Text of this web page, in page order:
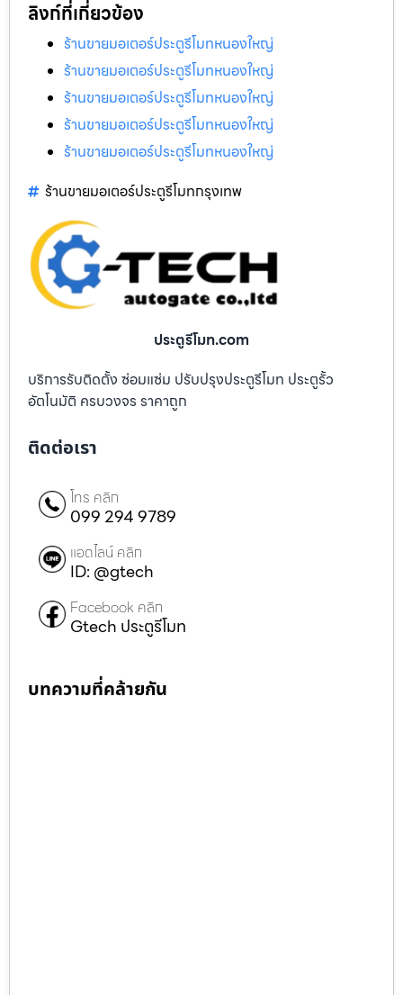
ลิงก์ที่เกี่ยวข้อง
ร้านขายมอเตอร์ประตูรีโมทหนองใหญ่
ร้านขายมอเตอร์ประตูรีโมทหนองใหญ่
ร้านขายมอเตอร์ประตูรีโมทหนองใหญ่
ร้านขายมอเตอร์ประตูรีโมทหนองใหญ่
ร้านขายมอเตอร์ประตูรีโมทหนองใหญ่
ร้านขายมอเตอร์ประตูรีโมทกรุงเทพ
ประตูรีโมท.com
บริการรับติดตั้ง ซ่อมแซ่ม ปรับปรุงประตูรีโมท ประตูรั้ว
อัตโนมัติ ครบวงจร ราคาถูก
ติดต่อเรา
โทร คลิก
099 294 9789
แอดไลน์ คลิก
ID: @gtech
Facebook คลิก
Gtech ประตูรีโมท
บทความที่คล้ายกัน